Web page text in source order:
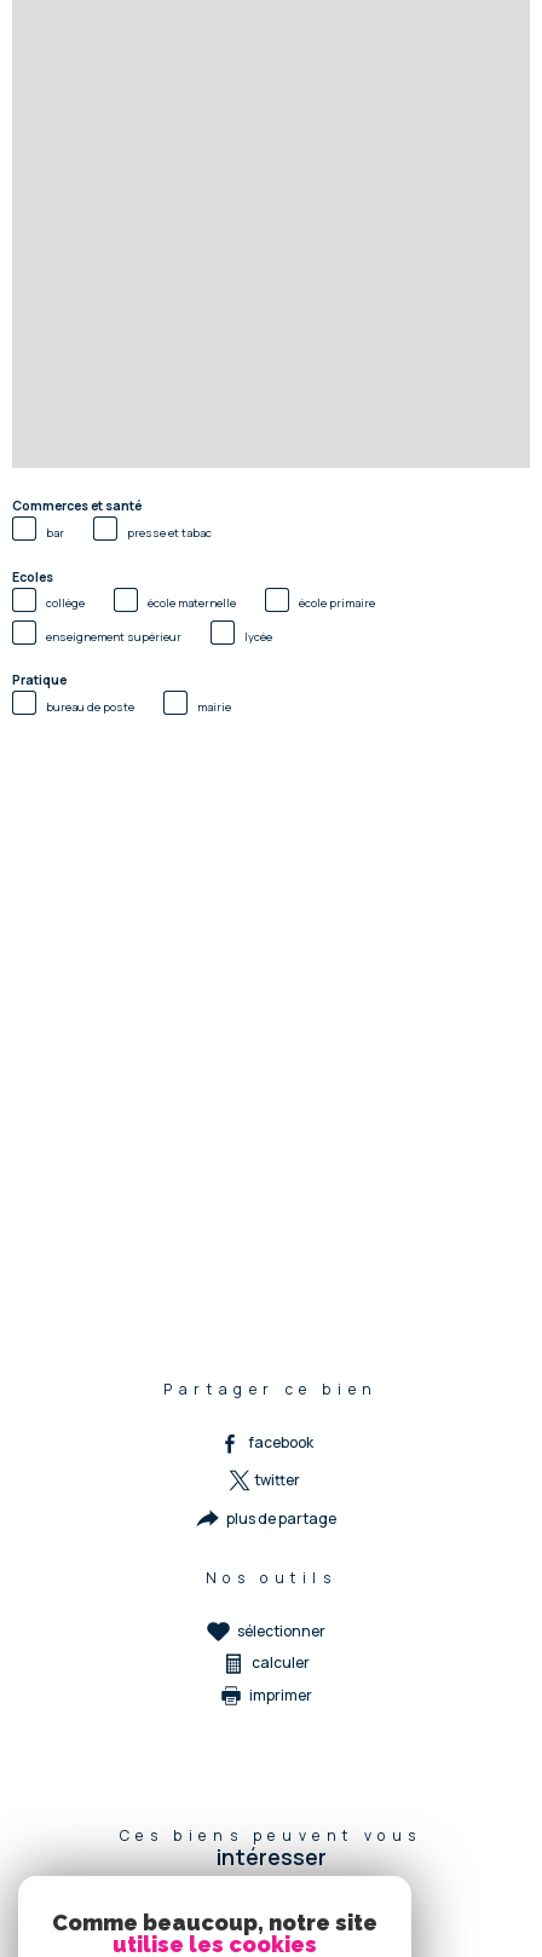
Commerces et santé
bar presse et tabac
Ecoles
collège école maternelle école primaire
enseignement supérieur lycée
Pratique
bureau de poste mairie
Partager ce bien
facebook
twitter
plus de partage
Nos outils
sélectionner
calculer
imprimer
Ces biens peuvent vous
intéresser
Comme beaucoup, notre site
utilise les cookies